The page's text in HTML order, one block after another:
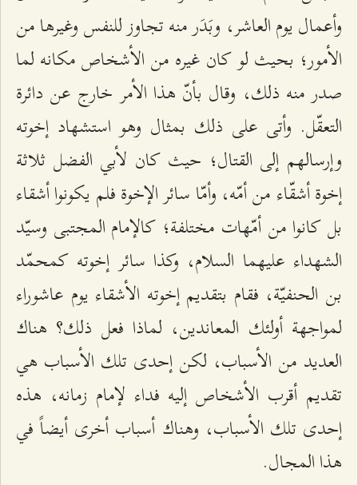
وأعمال يوم العاشر، وبَدَر منه تجاوز للنفس وغيرها من
الأمور؛ بحيث لو كان غيره من الأشخاص مكانه لما
صدر منه ذلك، وقال بأنّ هذا الأمر خارج عن دائرة
التعقّل. وأتى على ذلك بمثال وهو استشهاد إخوته
وإرسالهم إلى القتال؛ حيث كان لأبي الفضل ثلاثة
إخوة أشقّاء من أمّه، وأمّا سائر الإخوة فلم يكونوا أشقاء
بل كانوا من أمّهات مختلفة؛ كالإمام المجتبى وسيّد
الشهداء عليهما السلام، وكذا سائر إخوته كمحمّد
بن الحنفيّة، فقام بتقديم إخوته الأشقاء يوم عاشوراء
لمواجهة أولئك المعاندين، لماذا فعل ذلك؟ هناك
العديد من الأسباب، لكن إحدى تلك الأسباب هي
تقديم أقرب الأشخاص إليه فداء لإمام زمانه، هذه
إحدى تلك الأسباب، وهناك أسباب أخرى أيضاً في
هذا المجال.